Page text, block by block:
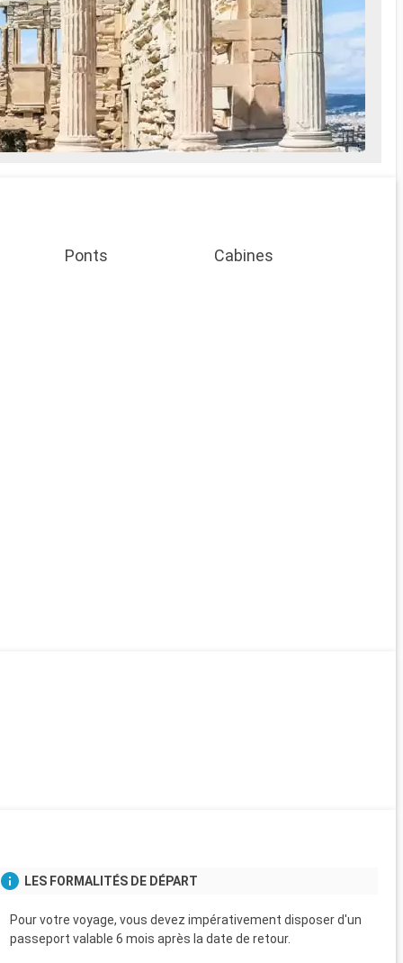
Ponts Cabines
LES FORMALITÉS DE DÉPART
Pour votre voyage, vous devez impérativement disposer d'un
passeport valable 6 mois après la date de retour.